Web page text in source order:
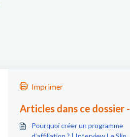
Imprimer
Articles dans ce dossier -
Pourquoi créer un programme